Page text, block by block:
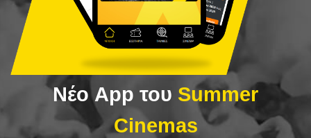
Νέο App του Summer
Cinemas